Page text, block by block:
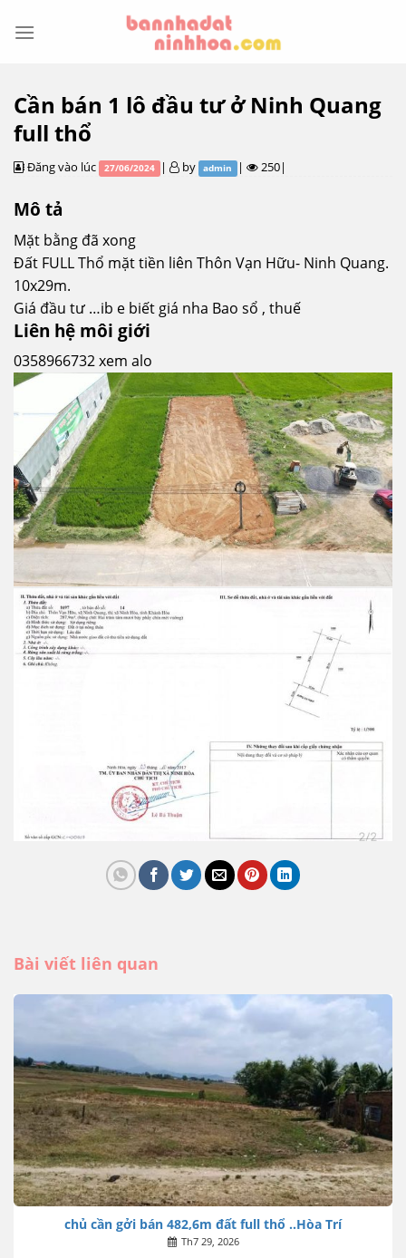
Cần bán 1 lô đầu tư ở Ninh Quang
full thổ
Đăng vào lúc 27/06/2024 | by admin | 250|
Mô tả
Mặt bằng đã xong
Đất FULL Thổ mặt tiền liên Thôn Vạn Hữu- Ninh Quang.
10x29m.
Giá đầu tư …ib e biết giá nha Bao sổ , thuế
Liên hệ môi giới
0358966732 xem alo
Bài viết liên quan
chủ cần gởi bán 482,6m đất full thổ ..Hòa Trí
Th7 29, 2026